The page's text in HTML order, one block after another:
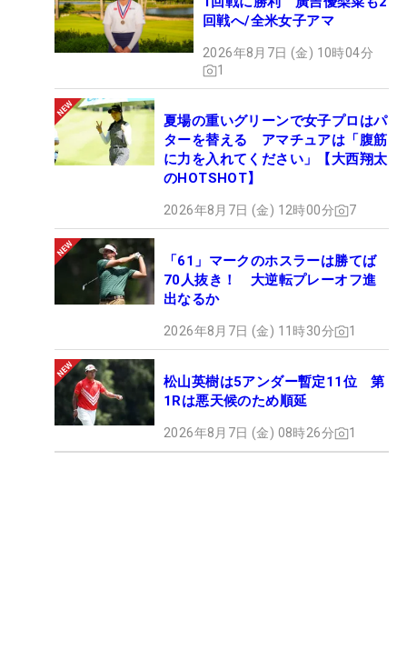
回戦へ/全米女子アマ
2026年8月7日 (金) 10時04分
1
夏場の重いグリーンで女子プロはパ
ターを替える アマチュアは「腹筋
に力を入れてください」【大西翔太
のHOTSHOT】
2026年8月7日 (金) 12時00分 7
「61」マークのホスラーは勝てば
70人抜き！ 大逆転プレーオフ進
出なるか
2026年8月7日 (金) 11時30分 1
松山英樹は5アンダー暫定11位 第
1Rは悪天候のため順延
2026年8月7日 (金) 08時26分 1